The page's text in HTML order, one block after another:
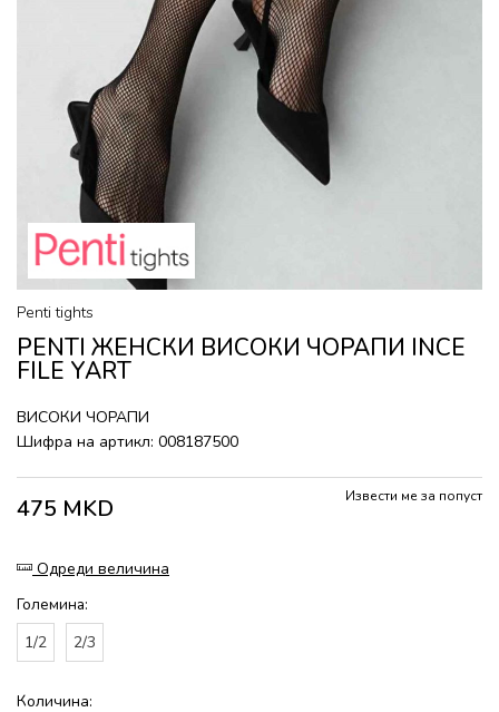
Penti tights
PENTI ЖЕНСКИ ВИСОКИ ЧОРАПИ INCE
FILE YART
ВИСОКИ ЧОРАПИ
Шифра на артикл: 008187500
475 MKD Извести ме за попуст
Одреди величина
Големина:
1/2
2/3
Количина: